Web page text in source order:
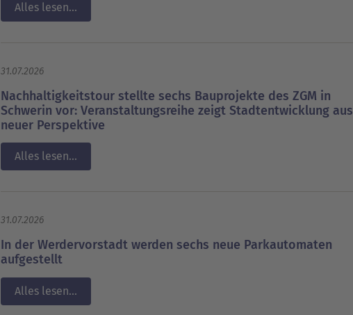
Alles lesen...
31.07.2026
Nachhaltigkeitstour stellte sechs Bauprojekte des ZGM in
Schwerin vor: Veranstaltungsreihe zeigt Stadtentwicklung aus
neuer Perspektive
Alles lesen...
31.07.2026
In der Werdervorstadt werden sechs neue Parkautomaten
aufgestellt
Alles lesen...